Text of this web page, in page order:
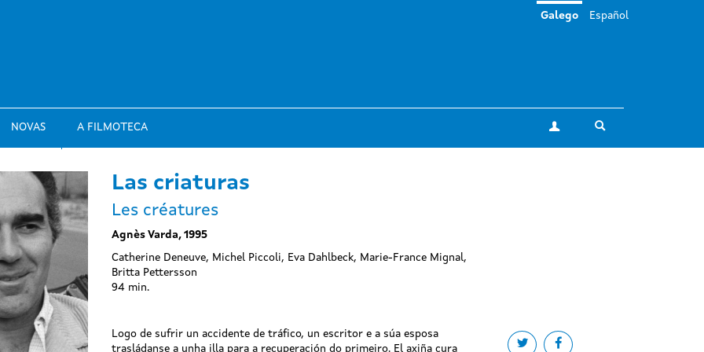
NOVAS A FILMOTECA A miña conta
Galego Español
Las criaturas
Les créatures
Agnès Varda, 1995
Catherine Deneuve, Michel Piccoli, Eva Dahlbeck, Marie-France Mignal,
Britta Pettersson
94 min.
Share on twitter
Share on facebook
Logo de sufrir un accidente de tráfico, un escritor e a súa esposa
trasládanse a unha illa para a recuperación do primeiro. El axiña cura